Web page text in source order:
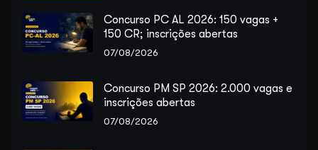
Concurso PC AL 2026: 150 vagas +
150 CR; inscrições abertas
07/08/2026
Concurso PM SP 2026: 2.000 vagas e
inscrições abertas
07/08/2026